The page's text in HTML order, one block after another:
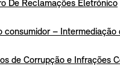
De Reclamações Eletrónico
consumidor – Intermediação
de Corrupção e Infrações